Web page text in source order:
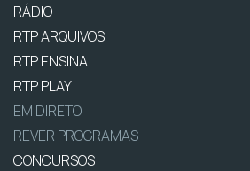
RÁDIO
RTP ARQUIVOS
RTP ENSINA
RTP PLAY
EM DIRETO
REVER PROGRAMAS
CONCURSOS